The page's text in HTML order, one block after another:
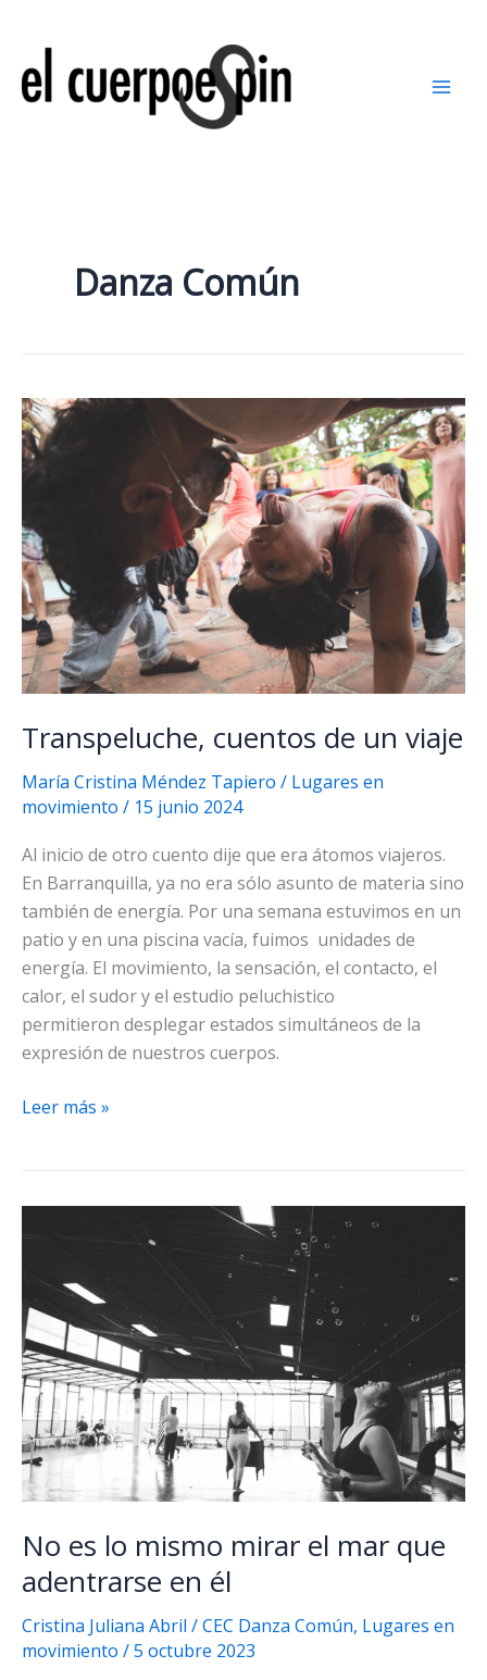
contenido
Danza Común
Transpeluche, cuentos de un viaje
María Cristina Méndez Tapiero / Lugares en
movimiento / 15 junio 2024
Al inicio de otro cuento dije que era átomos viajeros.
En Barranquilla, ya no era sólo asunto de materia sino
también de energía. Por una semana estuvimos en un
patio y en una piscina vacía, fuimos unidades de
energía. El movimiento, la sensación, el contacto, el
calor, el sudor y el estudio peluchistico
permitieron desplegar estados simultáneos de la
expresión de nuestros cuerpos.
Transpeluche,
Leer más »
No es lo mismo mirar el mar que
adentrarse en él
Cristina Juliana Abril /CEC Danza Común, Lugares en
movimiento /5 octubre 2023